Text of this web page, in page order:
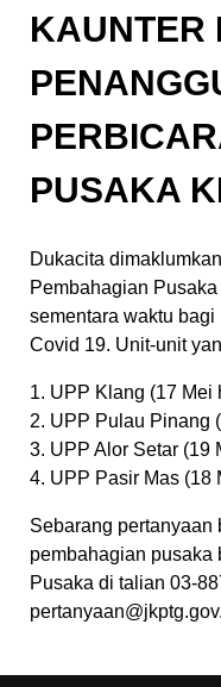
KAUNTER
PUSAKA
Dukacita
Pembahagian
sementara waktu
Covid 19. Unit-unit
1. UPP Klang (17 Mei
2. UPP Pulau Pinang
3. UPP Alor Setar (19
4. UPP Pasir Mas (18
Sebarang pertanyaan
pembahagian pusaka
Pusaka di talian 03-